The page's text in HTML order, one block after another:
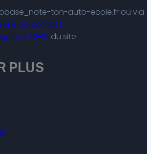
ton-auto-ecole.fr ou via
de contact
/ RGPD du site
PLUS